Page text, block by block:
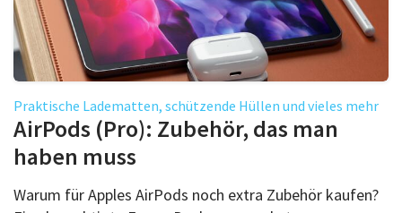
Praktische Ladematten, schützende Hüllen und vieles mehr
AirPods (Pro): Zubehör, das man
haben muss
Warum für Apples AirPods noch extra Zubehör kaufen?